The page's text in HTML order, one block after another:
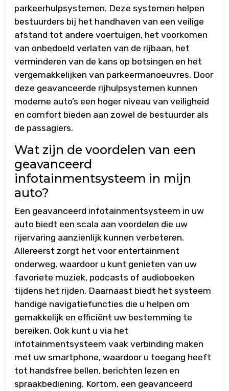
parkeerhulpsystemen. Deze systemen helpen
bestuurders bij het handhaven van een veilige
afstand tot andere voertuigen, het voorkomen
van onbedoeld verlaten van de rijbaan, het
verminderen van de kans op botsingen en het
vergemakkelijken van parkeermanoeuvres. Door
deze geavanceerde rijhulpsystemen kunnen
moderne auto’s een hoger niveau van veiligheid
en comfort bieden aan zowel de bestuurder als
de passagiers.
Wat zijn de voordelen van een
geavanceerd
infotainmentsysteem in mijn
auto?
Een geavanceerd infotainmentsysteem in uw
auto biedt een scala aan voordelen die uw
rijervaring aanzienlijk kunnen verbeteren.
Allereerst zorgt het voor entertainment
onderweg, waardoor u kunt genieten van uw
favoriete muziek, podcasts of audioboeken
tijdens het rijden. Daarnaast biedt het systeem
handige navigatiefuncties die u helpen om
gemakkelijk en efficiënt uw bestemming te
bereiken. Ook kunt u via het
infotainmentsysteem vaak verbinding maken
met uw smartphone, waardoor u toegang heeft
tot handsfree bellen, berichten lezen en
spraakbediening. Kortom, een geavanceerd